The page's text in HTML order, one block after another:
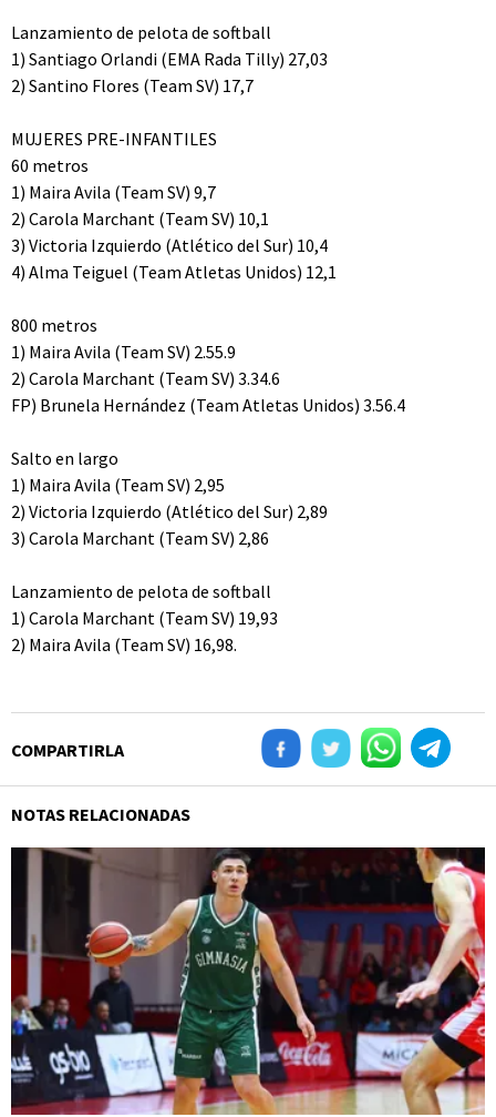
Lanzamiento de pelota de softball
1) Santiago Orlandi (EMA Rada Tilly) 27,03
2) Santino Flores (Team SV) 17,7
MUJERES PRE-INFANTILES
60 metros
1) Maira Avila (Team SV) 9,7
2) Carola Marchant (Team SV) 10,1
3) Victoria Izquierdo (Atlético del Sur) 10,4
4) Alma Teiguel (Team Atletas Unidos) 12,1
800 metros
1) Maira Avila (Team SV) 2.55.9
2) Carola Marchant (Team SV) 3.34.6
FP) Brunela Hernández (Team Atletas Unidos) 3.56.4
Salto en largo
1) Maira Avila (Team SV) 2,95
2) Victoria Izquierdo (Atlético del Sur) 2,89
3) Carola Marchant (Team SV) 2,86
Lanzamiento de pelota de softball
1) Carola Marchant (Team SV) 19,93
2) Maira Avila (Team SV) 16,98.
COMPARTIRLA
NOTAS RELACIONADAS